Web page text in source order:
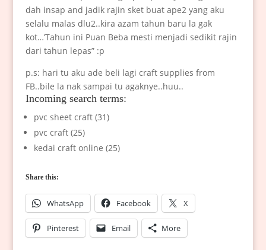
dah insap and jadik rajin sket buat ape2 yang aku
selalu malas dlu2..kira azam tahun baru la gak
kot…’Tahun ini Puan Beba mesti menjadi sedikit rajin
dari tahun lepas” :p
p.s: hari tu aku ade beli lagi craft supplies from
FB..bile la nak sampai tu agaknye..huu..
Incoming search terms:
pvc sheet craft (31)
pvc craft (25)
kedai craft online (25)
Share this:
WhatsApp Facebook X
Pinterest Email More